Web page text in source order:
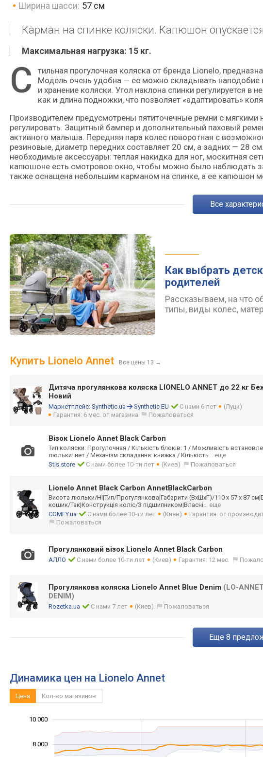
Ширина шасси: 57 см
Карман на спинке коляски. Капюшон
Максимальная нагрузка: 15 кг.
С
тильная прогулочная коляска от бренда Lionelo, предназначенная для прогулок с детьми весом до 15 кг.
Модель очень удобна — ее можно складывать наподобие
и хранение коляски. Угол наклона спинки регулируется в
как и длина подножки, что позволяет «адаптировать»
Производителем предусмотрены пятиточечные ремни с
регулировать. Защитный бампер и дополнительный паховый
активного малыша. Передняя пара колес поворотная с
резиновые, диаметр передних составляет 20 см, а задних — 28
необходимые аксессуары: теплая накидка для ног, москитная
капюшоне есть смотровое окно, чтобы можно было наблюдать
также оснащена небольшим карманом на спинке, а ее капюшон
Все
Как выбрать
родителей
Рассказываем, на что
типы, виды колес,
Купить Lionelo Annet Все цены 13 →
Дитяча прогулянкова коляска LIONELO ANNET до 22 кг
Новий
Маркетплейс: Synthetic.ua Synthetic EU С нами 6 лет
(Луцк)
Гарантия: 6 мес. от магазина
Пожаловаться
Візок Lionelo Annet Black Carbon
Тип коляски: Прогулочная / Кількість блоків: 1 / Можливість
люльки: нет / Механізм складання: книжка / Кількість... еще
Stls.store
С нами более 10-ти лет (Киев) Пожаловаться
Lionelo Annet Black Carbon AnnetBlackCarbon
Висота люльки/Ні|Тип/Прогулянкова|Габарити (ВхШхГ)/110 х 57 х 87
кошик/Так|Конструкція коліс/З підшипником|Власні... еще
COMFY.ua
С нами более 10-ти лет (Киев)
Гарантия: от
Пожаловаться
Прогулянковий візок Lionelo Annet Black Carbon
АЛЛО С нами более 10-ти лет (Киев) Гарантия: 12 мес.
Прогулянкова коляска Lionelo Annet Blue Denim (LO-
DENIM)
Rozetka.ua С нами 7 лет (Киев) Пожаловаться
eще 8
Динамика цен на Lionelo Annet
Цена Кол-во магазинов
8 000
10 000